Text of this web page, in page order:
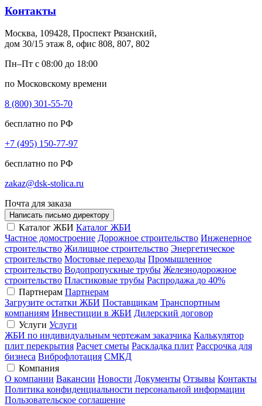
Контакты
Москва, 109428, Проспект Рязанский,
дом 30/15 этаж 8, офис 808, 807, 802
Пн–Пт с 08:00 до 18:00
по Московскому времени
8 (800) 301-55-70
бесплатно по РФ
+7 (495) 150-77-97
бесплатно по РФ
zakaz@dsk-stolica.ru
Почта для заказа
Написать письмо директору
Каталог ЖБИ Каталог ЖБИ
Частное домостроение Дорожное строительство Инженерное
строительство Жилищное строительство Энергетическое
строительство Мостовые переходы Промышленное
строительство Водопропускные трубы Железнодорожное
строительство Пластиковые трубы Распродажа до 40%
Партнерам Партнерам
Загрузите остатки ЖБИ Поставщикам Транспортным
компаниям Инвестиции в ЖБИ Дилерский договор
Услуги Услуги
ЖБИ по индивидуальным чертежам заказчика Калькулятор
плит перекрытия Расчет сметы Раскладка плит Рассрочка для
бизнеса Виброфлотация СМКД
Компания
О компании Вакансии Новости Документы Отзывы Контакты
Политика конфиденциальности персональной информации
Пользовательское соглашение